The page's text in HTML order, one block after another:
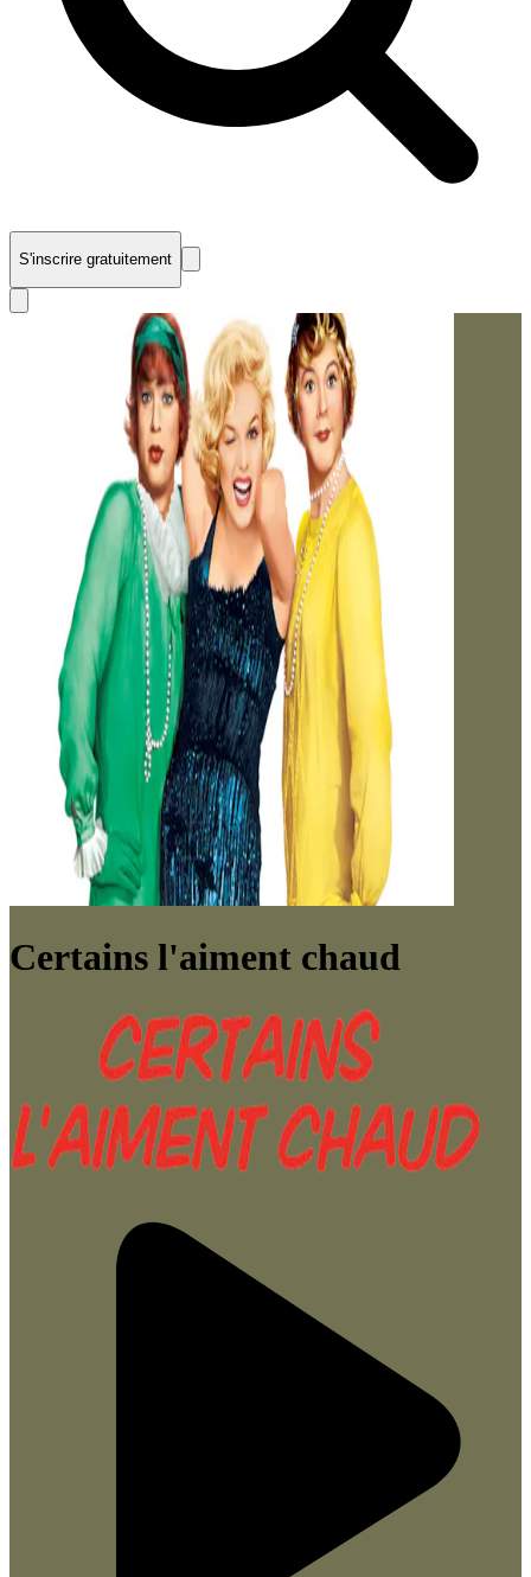
S'inscrire gratuitement
Certains l'aiment chaud